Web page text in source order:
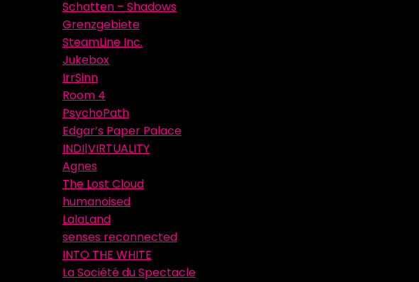
Schatten – Shadows
Grenzgebiete
SteamLine Inc.
Jukebox
IrrSinn
Room 4
PsychoPath
Edgar’s Paper Palace
INDI|VIRTUALITY
Agnes
The Lost Cloud
humanoised
LalaLand
senses reconnected
INTO THE WHITE
La Société du Spectacle